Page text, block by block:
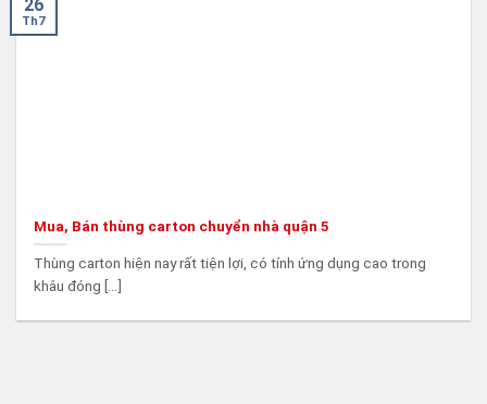
Mua, Bán thùng carton chuyển nhà quận 5
Thùng carton hiện nay rất tiện lợi, có tính ứng dụng cao trong
khâu đóng [...]
26
Th7